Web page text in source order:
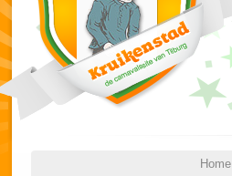
Home